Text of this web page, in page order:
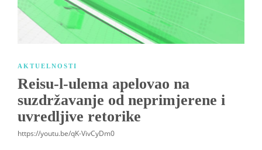
AKTUELNOSTI
Reisu-l-ulema apelovao na
suzdržavanje od neprimjerene i
uvredljive retorike
https://youtu.be/qK-VivCyDm0